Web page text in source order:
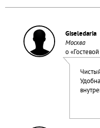
Giseledaria
Москва
о «